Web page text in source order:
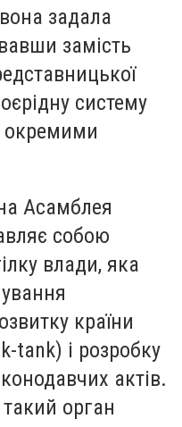
задала
замість
систему
окремими
Асамблея
собою
влади, яка
країни
tank) і розробку
актів.
орган